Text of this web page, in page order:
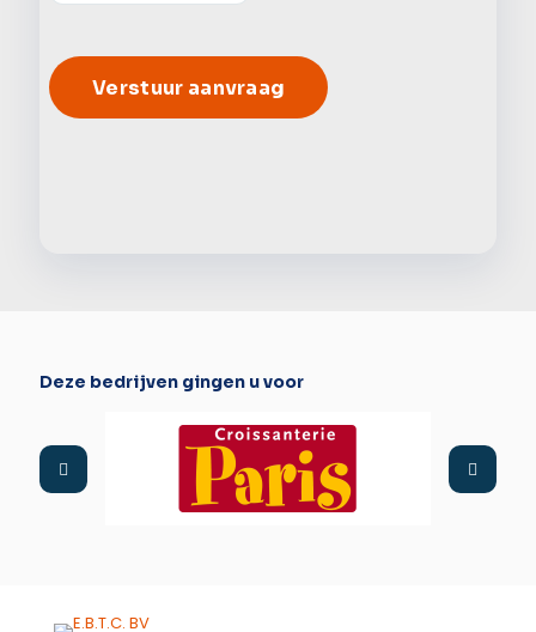
Deze bedrijven gingen u voor